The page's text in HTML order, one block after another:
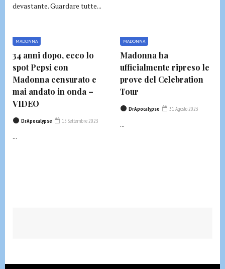
devastante. Guardare tutte...
MADONNA
34 anni dopo, ecco lo
spot Pepsi con
Madonna censurato e
mai andato in onda –
VIDEO
DrApocalypse 15 Settembre 2023
...
MADONNA
Madonna ha
ufficialmente ripreso le
prove del Celebration
Tour
DrApocalypse 31 Agosto 2023
...